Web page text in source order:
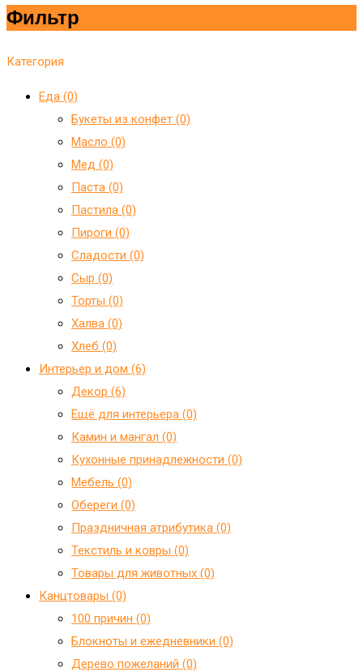
Фильтр
Категория
Еда (0)
Букеты из конфет (0)
Масло (0)
Мед (0)
Паста (0)
Пастила (0)
Пироги (0)
Сладости (0)
Сыр (0)
Торты (0)
Халва (0)
Хлеб (0)
Интерьер и дом (6)
Декор (6)
Ещё для интерьера (0)
Камин и мангал (0)
Кухонные принадлежности (0)
Мебель (0)
Обереги (0)
Праздничная атрибутика (0)
Текстиль и ковры (0)
Товары для животных (0)
Канцтовары (0)
100 причин (0)
Блокноты и ежедневники (0)
Дерево пожеланий (0)